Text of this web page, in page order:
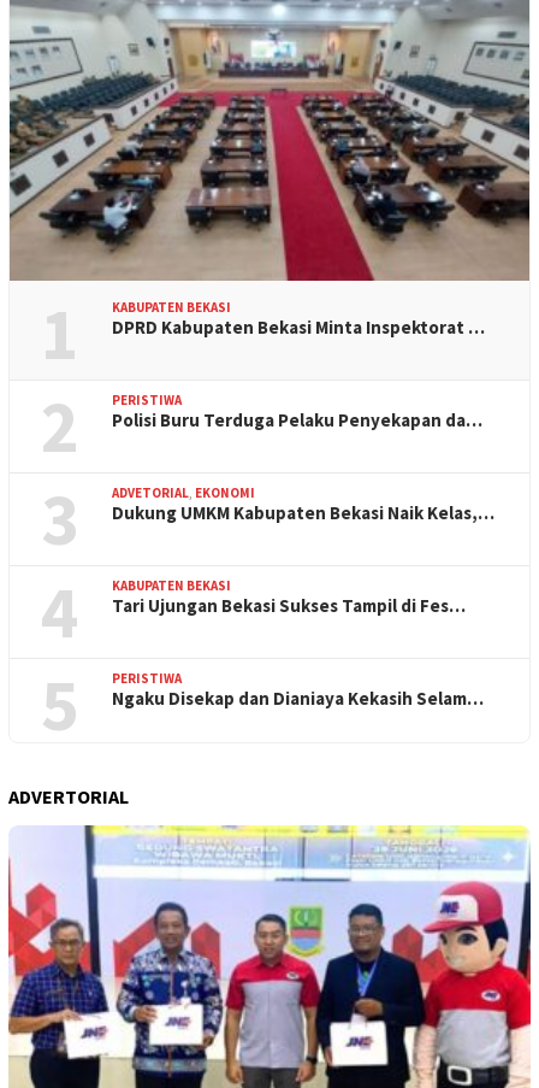
1 KABUPATEN BEKASI
DPRD Kabupaten Bekasi Minta Inspektorat …
2 PERISTIWA
Polisi Buru Terduga Pelaku Penyekapan da…
3 ADVETORIAL, EKONOMI
Dukung UMKM Kabupaten Bekasi Naik Kelas,…
4 KABUPATEN BEKASI
Tari Ujungan Bekasi Sukses Tampil di Fes…
5 PERISTIWA
Ngaku Disekap dan Dianiaya Kekasih Selam…
ADVERTORIAL